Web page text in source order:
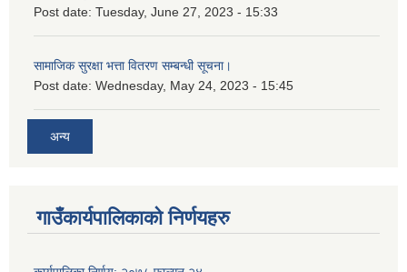
Post date: Tuesday, June 27, 2023 - 15:33
सामाजिक सुरक्षा भत्ता वितरण सम्बन्धी सूचना।
Post date: Wednesday, May 24, 2023 - 15:45
अन्य
गाउँकार्यपालिकाको निर्णयहरु